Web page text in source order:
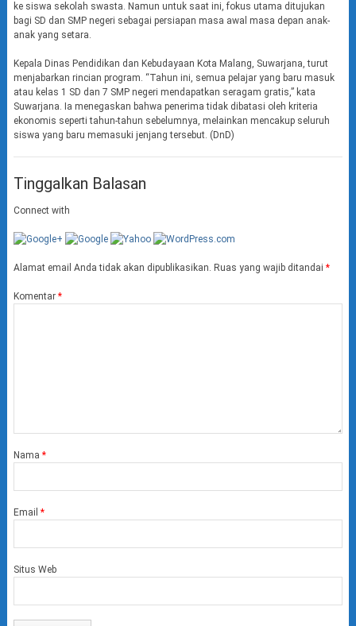
ke siswa sekolah swasta. Namun untuk saat ini, fokus utama ditujukan
bagi SD dan SMP negeri sebagai persiapan masa awal masa depan anak-
anak yang setara.
Kepala Dinas Pendidikan dan Kebudayaan Kota Malang, Suwarjana, turut
menjabarkan rincian program. “Tahun ini, semua pelajar yang baru masuk
atau kelas 1 SD dan 7 SMP negeri mendapatkan seragam gratis,” kata
Suwarjana. Ia menegaskan bahwa penerima tidak dibatasi oleh kriteria
ekonomis seperti tahun-tahun sebelumnya, melainkan mencakup seluruh
siswa yang baru memasuki jenjang tersebut. (DnD)
Tinggalkan Balasan
Connect with
Alamat email Anda tidak akan dipublikasikan. Ruas yang wajib ditandai *
Komentar *
Nama *
Email *
Situs Web